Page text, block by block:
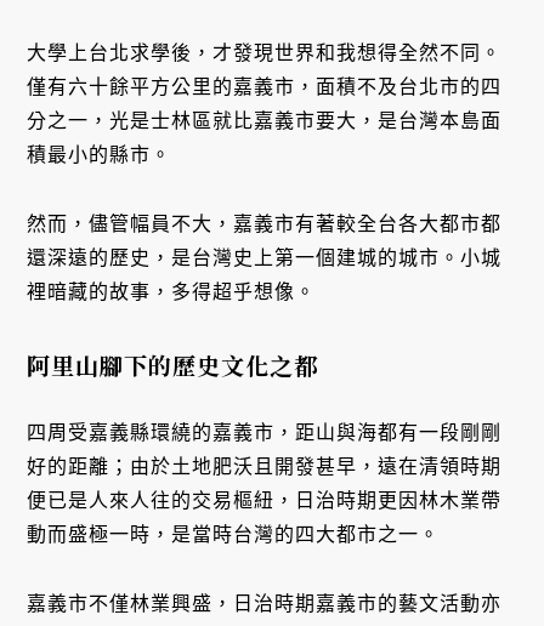
大學上台北求學後，才發現世界和我想得全然不同。
僅有六十餘平方公里的嘉義市，面積不及台北市的四
分之一，光是士林區就比嘉義市要大，是台灣本島面
積最小的縣市。
然而，儘管幅員不大，嘉義市有著較全台各大都市都
還深遠的歷史，是台灣史上第一個建城的城市。小城
裡暗藏的故事，多得超乎想像。
阿里山腳下的歷史文化之都
四周受嘉義縣環繞的嘉義市，距山與海都有一段剛剛
好的距離；由於土地肥沃且開發甚早，遠在清領時期
便已是人來人往的交易樞紐，日治時期更因林木業帶
動而盛極一時，是當時台灣的四大都市之一。
嘉義市不僅林業興盛，日治時期嘉義市的藝文活動亦